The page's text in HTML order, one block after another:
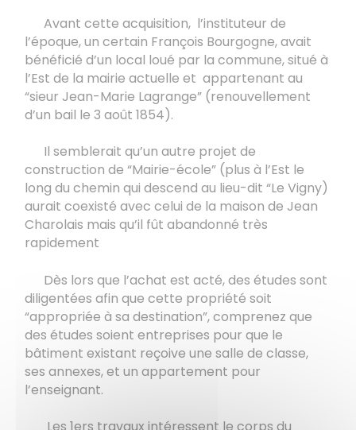
Avant cette acquisition, l’instituteur de
l’époque, un certain François Bourgogne, avait
bénéficié d’un local loué par la commune, situé à
l’Est de la mairie actuelle et appartenant au
“sieur Jean-Marie Lagrange” (renouvellement
d’un bail le 3 août 1854).
Il semblerait qu’un autre projet de
construction de “Mairie-école” (plus à l’Est le
long du chemin qui descend au lieu-dit “Le Vigny)
aurait coexisté avec celui de la maison de Jean
Charolais mais qu’il fût abandonné très
rapidement
Dès lors que l’achat est acté, des études sont
diligentées afin que cette propriété soit
“appropriée à sa destination”, comprenez que
des études soient entreprises pour que le
bâtiment existant reçoive une salle de classe,
ses annexes, et un appartement pour
l’enseignant.
Les 1ers travaux intéressent le corps du